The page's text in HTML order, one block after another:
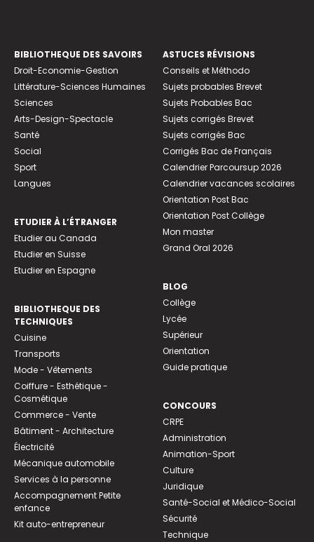
BIBLIOTHEQUE DES SAVOIRS
Droit-Economie-Gestion
Littérature-Sciences Humaines
Sciences
Arts-Design-Spectacle
Santé
Social
Sport
Langues
ETUDIER À L’ÉTRANGER
Etudier au Canada
Etudier en Suisse
Etudier en Espagne
BIBLIOTHEQUE DES
TECHNIQUES
Cuisine
Transports
Mode - Vêtements
Coiffure - Esthétique -
Cosmétique
Commerce - Vente
Bâtiment - Architecture
Électricité
Mécanique automobile
Services à la personne
Accompagnement Petite
enfance
Kit auto-entrepreneur
ASTUCES RÉVISIONS
Conseils et Méthodo
Sujets probables Brevet
Sujets Probables Bac
Sujets corrigés Brevet
Sujets corrigés Bac
Corrigés Bac de Français
Calendrier Parcoursup 2026
Calendrier vacances scolaires
Orientation Post Bac
Orientation Post Collège
Mon master
Grand Oral 2026
BLOG
Collège
Lycée
Supérieur
Orientation
Guide pratique
CONCOURS
CRPE
Administration
Animation-Sport
Culture
Juridique
Santé-Social et Médico-Social
Sécurité
Technique